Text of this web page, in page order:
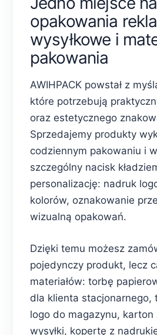
opakowania
wysyłkowe i
pakowania
AWIHPACK powstał z
które potrzebują
oraz estetycznego
Sprzedajemy produkty
codziennym pakowaniu i
szczególny nacisk
personalizację: nadruk
kolorów, oznakowanie
wizualną opakowań.
Dzięki temu możesz
pojedynczy produkt, lecz
materiałów: torbę
dla klienta stacjonarnego,
logo do magazynu,
wysyłki, kopertę z